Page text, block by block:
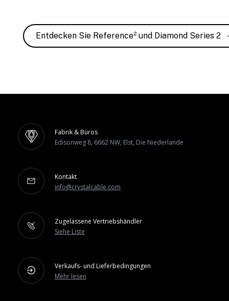
Entdecken Sie Reference² und Diamond Series 2
Fabrik & Büros
Edisonweg 8, 6662 NW, Elst, Die Niederlande
Kontakt
info@crystalcable.com
Zugelassene Vertriebshändler
Siehe Liste
Verkaufs- und Lieferbedingungen
Mehr lesen